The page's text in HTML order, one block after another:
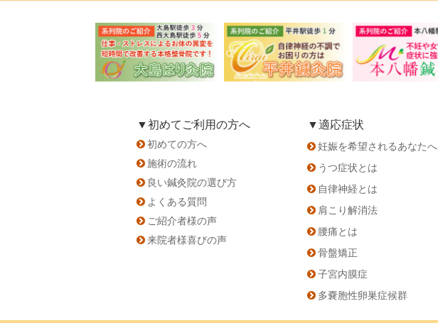
▼初めてご利用の方へ
初めての方へ
施術の流れ
良い鍼灸院の選び方
よくある質問
ご紹介者様の声
来院者様喜びの声
▼適応症状
妊娠を希望されるあなたへ
うつ症状とは
自律神経とは
肩こり解消法
腰痛とは
骨盤矯正
子宮内膜症
多嚢胞性卵巣症候群